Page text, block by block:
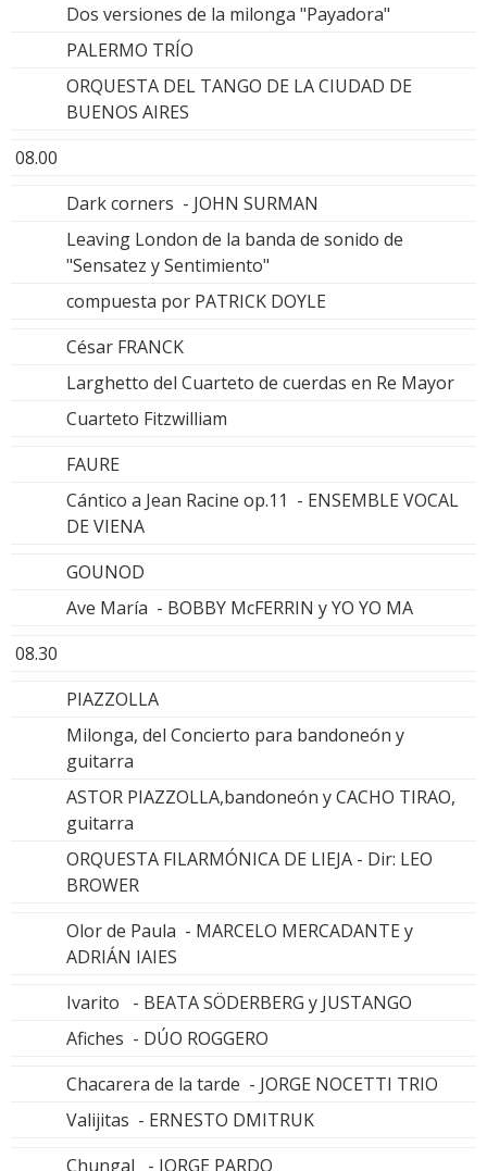
Dos versiones de la milonga "Payadora"
PALERMO TRÍO
ORQUESTA DEL TANGO DE LA CIUDAD DE
BUENOS AIRES
08.00
Dark corners - JOHN SURMAN
Leaving London de la banda de sonido de
"Sensatez y Sentimiento"
compuesta por PATRICK DOYLE
César FRANCK
Larghetto del Cuarteto de cuerdas en Re Mayor
Cuarteto Fitzwilliam
FAURE
Cántico a Jean Racine op.11 - ENSEMBLE VOCAL
DE VIENA
GOUNOD
Ave María - BOBBY McFERRIN y YO YO MA
08.30
PIAZZOLLA
Milonga, del Concierto para bandoneón y
guitarra
ASTOR PIAZZOLLA,bandoneón y CACHO TIRAO,
guitarra
ORQUESTA FILARMÓNICA DE LIEJA - Dir: LEO
BROWER
Olor de Paula - MARCELO MERCADANTE y
ADRIÁN IAIES
Ivarito - BEATA SÖDERBERG y JUSTANGO
Afiches - DÚO ROGGERO
Chacarera de la tarde - JORGE NOCETTI TRIO
Valijitas - ERNESTO DMITRUK
Chungal - JORGE PARDO